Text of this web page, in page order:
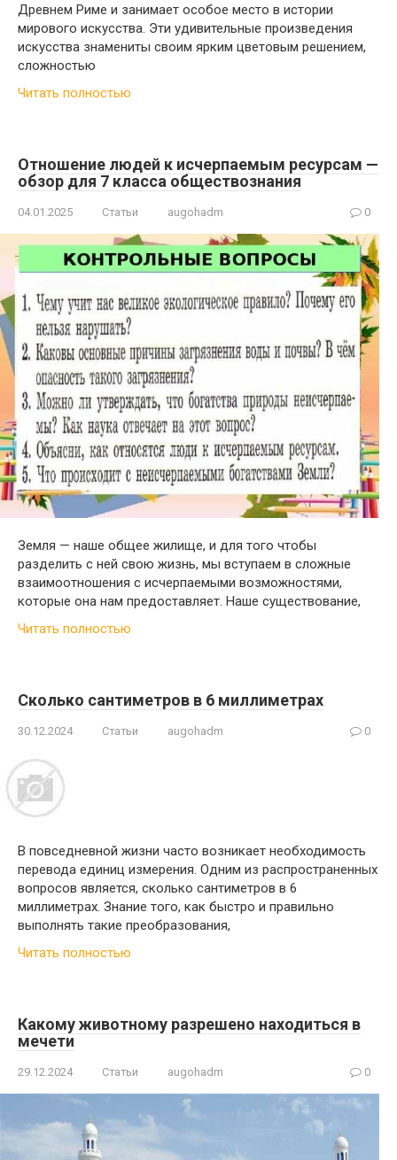
Древнем Риме и занимает особое место в истории
мирового искусства. Эти удивительные произведения
искусства знамениты своим ярким цветовым решением,
сложностью
Читать полностью
Отношение людей к исчерпаемым ресурсам —
обзор для 7 класса обществознания
04.01.2025 Статьи augohadm 0
Земля — наше общее жилище, и для того чтобы
разделить с ней свою жизнь, мы вступаем в сложные
взаимоотношения с исчерпаемыми возможностями,
которые она нам предоставляет. Наше существование,
Читать полностью
Сколько сантиметров в 6 миллиметрах
30.12.2024 Статьи augohadm 0
В повседневной жизни часто возникает необходимость
перевода единиц измерения. Одним из распространенных
вопросов является, сколько сантиметров в 6
миллиметрах. Знание того, как быстро и правильно
выполнять такие преобразования,
Читать полностью
Какому животному разрешено находиться в
мечети
29.12.2024 Статьи augohadm 0